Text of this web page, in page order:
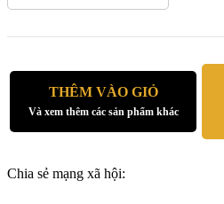
THÊM VÀO GIỎ
Và xem thêm các sản phẩm khác
Chia sẻ mạng xã hội: